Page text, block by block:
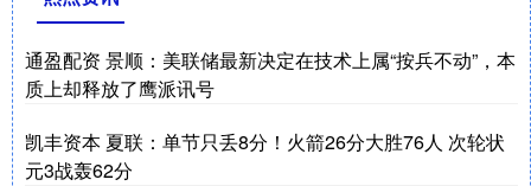
通盈配资 景顺：美联储最新决定在技术上属“按兵不动”，本
质上却释放了鹰派讯号
凯丰资本 夏联：单节只丢8分！火箭26分大胜76人 次轮状
元3战轰62分